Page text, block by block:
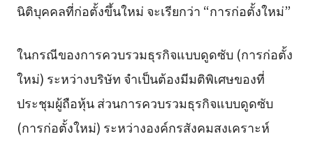
นิติบุคคลที่ก่อตั้งขึ้นใหม่ จะเรียกว่า “การก่อตั้งใหม่”
ในกรณีของการควบรวมธุรกิจแบบดูดซับ (การก่อตั้ง
ใหม่) ระหว่างบริษัท จำเป็นต้องมีมติพิเศษของที่
ประชุมผู้ถือหุ้น ส่วนการควบรวมธุรกิจแบบดูดซับ
(การก่อตั้งใหม่) ระหว่างองค์กรสังคมสงเคราะห์